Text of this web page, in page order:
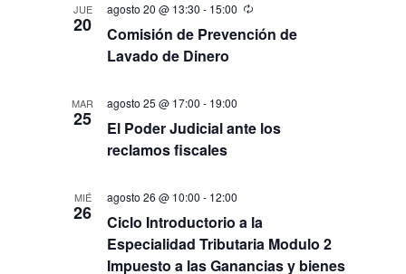
JUE
20
agosto 20 @ 13:30 - 15:00
Comisión de Prevención de
Lavado de Dinero
MAR
25
agosto 25 @ 17:00 - 19:00
El Poder Judicial ante los
reclamos fiscales
MIÉ
26
agosto 26 @ 10:00 - 12:00
Ciclo Introductorio a la
Especialidad Tributaria Modulo 2
Impuesto a las Ganancias y bienes